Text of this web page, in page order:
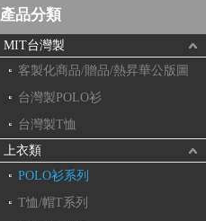
產品分類
MIT台灣製
客製化商品/贈品/熱昇華公版圖
台灣製POLO衫
台灣製T恤
上衣類
POLO衫系列
T恤/帽T系列